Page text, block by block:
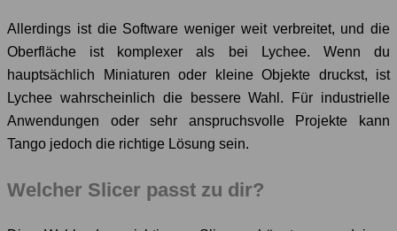
Allerdings ist die Software weniger weit verbreitet, und die
Oberfläche ist komplexer als bei Lychee. Wenn du
hauptsächlich Miniaturen oder kleine Objekte druckst, ist
Lychee wahrscheinlich die bessere Wahl. Für industrielle
Anwendungen oder sehr anspruchsvolle Projekte kann
Tango jedoch die richtige Lösung sein.
Welcher Slicer passt zu dir?